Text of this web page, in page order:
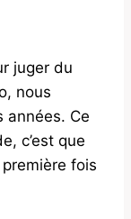
juger du
nous
années. Ce
c’est que
fois